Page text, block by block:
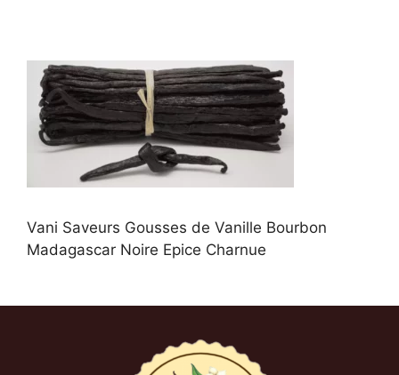
Vani Saveurs Gousses de Vanille Bourbon
Madagascar Noire Epice Charnue